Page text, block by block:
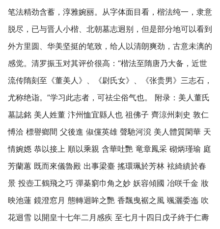
笔法精劲含蓄，淳雅婉丽。从字体面目看，楷法纯一，隶意
脱尽，已与晋人小楷、北朝墓志迥别，但是部分地可以看到
外方里圆、华美坚挺的笔致，给人以清朗爽劲，古意未漓的
感觉。清罗振玉对其评价很高：“楷法至隋唐乃大备，近世
流传隋刻至《董美人》、《尉氏女》、《张贵男》三志石，
尤称绝诣。”学习此志者，可祛尘俗气也。 附录：美人董氏
墓誌銘 美人姓董 汴州恤宜縣人也 祖佛子 齊涼州刺史 敦仁
愽洽 標譽鄉間 父後進 俶儻英雄 聲馳河渷 美人體質閑華 天
情婉嫕 恭以接上 順以乘親 含華吐艷 竜章鳳采 砌炳瑾瑜 庭
芳蘭蕙 既而來儀魯殿 出事梁臺 搖環珮於芳林 袨綺繢於春
景 投壺工鶴飛之巧 彈棊窮巾角之妙 妖容傾國 冶咲千金 妝
映池蓮 鏡澄窓月 態轉迴眸之艷 香飄曳裾之風 颯灑委迤 吹
花迴雪 以開皇十七年二月感疾 至七月十四日戊子終于仁夀